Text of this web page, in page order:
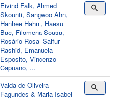
Eivind Falk, Ahmed
Skounti, Sangwoo Ahn,
Hanhee Hahm, Haesu
Bae, Filomena Sousa,
Rosário Rosa, Saifur
Rashid, Emanuela
Esposito, Vincenzo
Capuano, ...
Valda de Oliveira
Fagundes & Maria Isabel